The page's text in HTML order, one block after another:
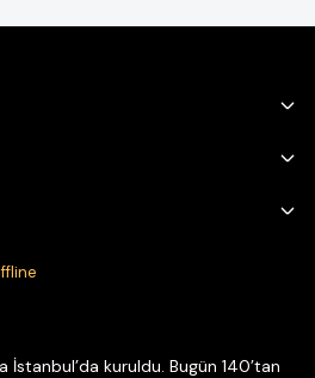
İstanbul’da kuruldu. Bugün 140’tan